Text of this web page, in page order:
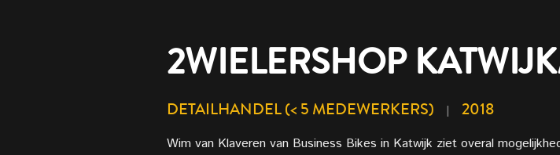
2WIELERSHOP
DETAILHANDEL (< 5 MEDEWERKERS) | 2018
Wim van Klaveren van Business Bikes in Katwijk ziet overal